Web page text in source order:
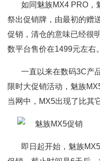
如同魅族MX4 PRO，
祭出促销牌，由最初的赠
促销，清仓的意味已经很
数平台售价在1499元左右。
一直以来在数码3C产
限时大促销活动，魅族
当网中，MX5出现了比其
即日起开始，魅族